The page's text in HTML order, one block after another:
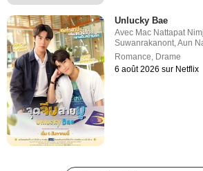
Unlucky Bae
Avec Mac Nattapat
Suwanrakanont,Aun
Romance, Drame
6 août 2026 sur Netflix